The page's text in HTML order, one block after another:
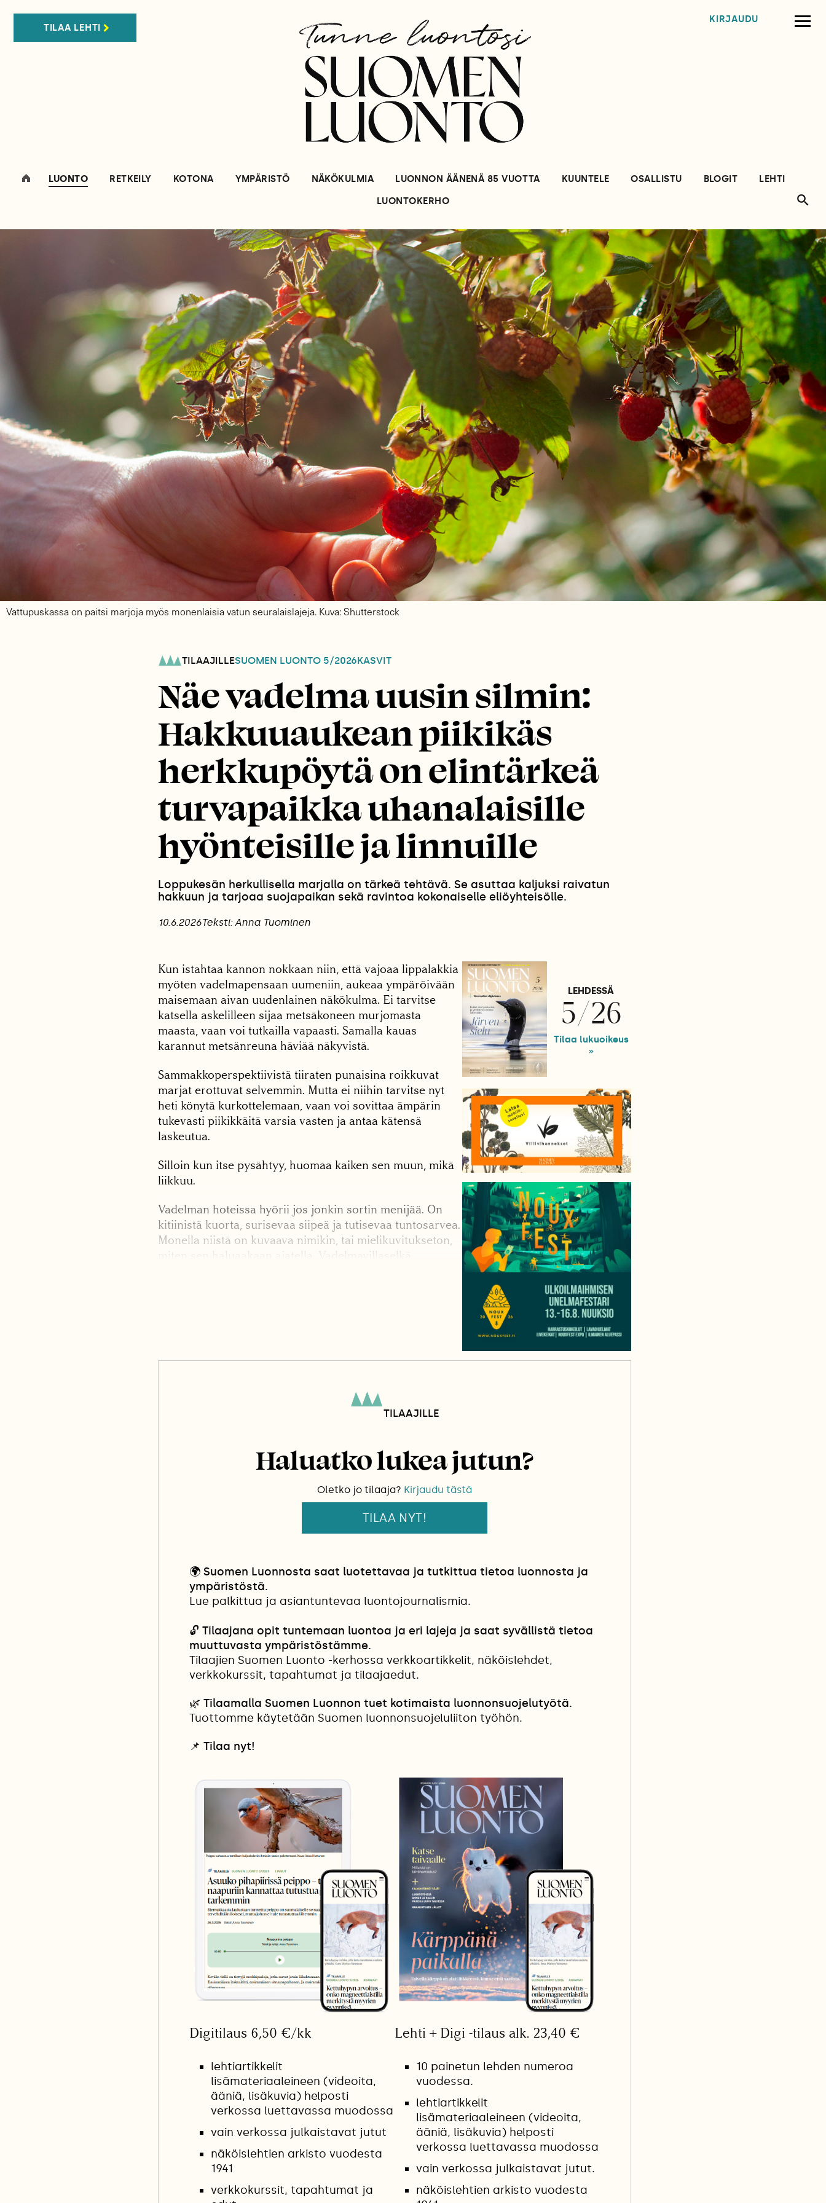
TILAA LEHTI
KIRJAUDU
LUONTO RETKEILY KOTONA YMPÄRISTÖ NÄKÖKULMIA LUONNON ÄÄNENÄ 85 VUOTTA KUUNTELE OSALLISTU BLOGIT
LEHTI
LUONTOKERHO
Vattupuskassa on paitsi marjoja myös monenlaisia vatun seuralaislajeja. Kuva: Shutterstock
TILAAJILLESUOMEN LUONTO 5/2026KASVIT
Näe vadelma uusin silmin:
Hakkuuaukean piikikäs
herkkupöytä on elintärkeä
turvapaikka uhanalaisille
hyönteisille ja linnuille
Loppukesän herkullisella marjalla on tärkeä tehtävä. Se asuttaa kaljuksi raivatun
hakkuun ja tarjoaa suojapaikan sekä ravintoa kokonaiselle eliöyhteisölle.
10.6.2026Teksti: Anna Tuominen
LEHDESSÄ
5/26
Tilaa lukuoikeus
»
Kun istahtaa kannon nokkaan niin, että vajoaa lippalakkia
myöten vadelmapensaan uumeniin, aukeaa ympäröivään
maisemaan aivan uudenlainen näkökulma. Ei tarvitse
katsella askelilleen sijaa metsäkoneen murjomasta
maasta, vaan voi tutkailla vapaasti. Samalla kauas
karannut metsänreuna häviää näkyvistä.
Sammakkoperspektiivistä tiiraten punaisina roikkuvat
marjat erottuvat selvemmin. Mutta ei niihin tarvitse nyt
heti könytä kurkottelemaan, vaan voi sovittaa ämpärin
tukevasti piikikkäitä varsia vasten ja antaa kätensä
laskeutua.
Silloin kun itse pysähtyy, huomaa kaiken sen muun, mikä
liikkuu.
Vadelman hoteissa hyörii jos jonkin sortin menijää. On
kitiinistä kuorta, surisevaa siipeä ja tutisevaa tuntosarvea.
Monella niistä on kuvaava nimikin, tai mielikuvitukseton,
miten sen haluaakaan ajatella. Vadelmavillaselkä.
TILAAJILLE
Haluatko lukea jutun?
Oletko jo tilaaja? Kirjaudu tästä
TILAA NYT!
🌍 Suomen Luonnosta saat luotettavaa ja tutkittua tietoa luonnosta ja
ympäristöstä.
Lue palkittua ja asiantuntevaa luontojournalismia.
🔓 Tilaajana opit tuntemaan luontoa ja eri lajeja ja saat syvällistä tietoa
muuttuvasta ympäristöstämme.
Tilaajien Suomen Luonto -kerhossa verkkoartikkelit, näköislehdet,
verkkokurssit, tapahtumat ja tilaajaedut.
🌿 Tilaamalla Suomen Luonnon tuet kotimaista luonnonsuojelutyötä.
Tuottomme käytetään Suomen luonnonsuojeluliiton työhön.
📌 Tilaa nyt!
Digitilaus 6,50 €/kk
lehtiartikkelit
lisämateriaaleineen (videoita,
ääniä, lisäkuvia) helposti
verkossa luettavassa muodossa
vain verkossa julkaistavat jutut
näköislehtien arkisto vuodesta
1941
verkkokurssit, tapahtumat ja
Lehti + Digi -tilaus alk. 23,40 €
10 painetun lehden numeroa
vuodessa.
lehtiartikkelit
lisämateriaaleineen (videoita,
ääniä, lisäkuvia) helposti
verkossa luettavassa muodossa
vain verkossa julkaistavat jutut.
näköislehtien arkisto vuodesta